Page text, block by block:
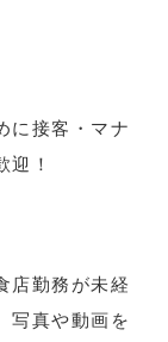
に接客・マナ
迎！
店勤務が未経
写真や動画を